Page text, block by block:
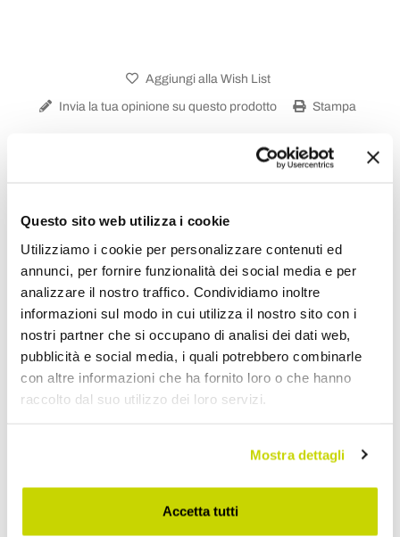
Questo sito web utilizza i cookie
Utilizziamo i cookie per personalizzare contenuti ed
annunci, per fornire funzionalità dei social media e per
analizzare il nostro traffico. Condividiamo inoltre
informazioni sul modo in cui utilizza il nostro sito con i
nostri partner che si occupano di analisi dei dati web,
pubblicità e social media, i quali potrebbero combinarle
con altre informazioni che ha fornito loro o che hanno
raccolto dal suo utilizzo dei loro servizi.
Mostra dettagli
Accetta tutti
Aggiungi alla Wish List
Invia la tua opinione su questo prodotto Stampa